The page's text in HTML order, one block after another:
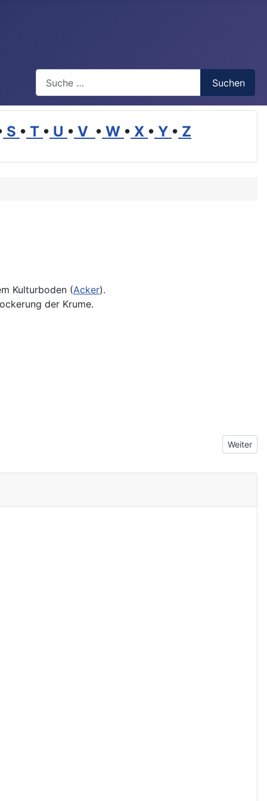
Suchen
S • T • U • V • W • X • Y • Z
Kulturboden (Acker).
der Krume.
Nächster
Weiter